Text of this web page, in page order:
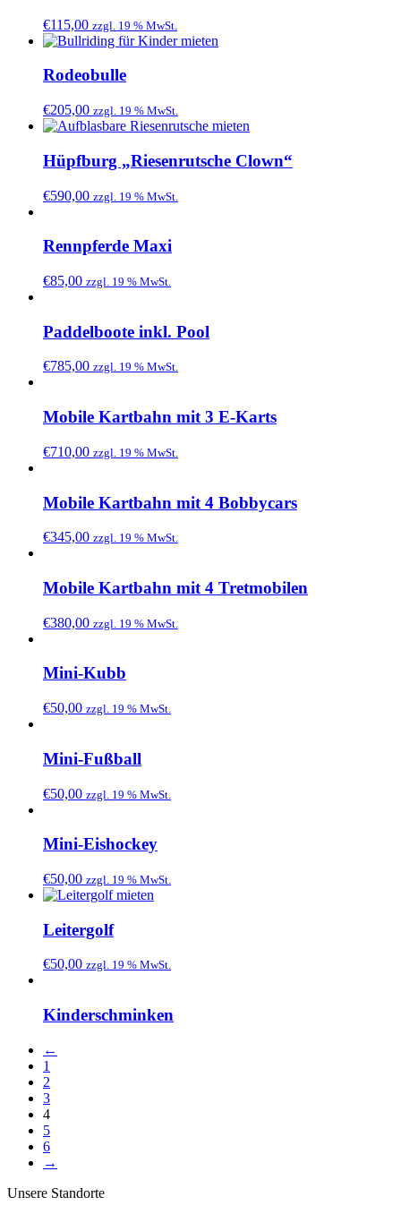
€115,00 zzgl. 19 % MwSt.
Rodeobulle
€205,00 zzgl. 19 % MwSt.
Hüpfburg „Riesenrutsche Clown“
€590,00 zzgl. 19 % MwSt.
Rennpferde Maxi
€85,00 zzgl. 19 % MwSt.
Paddelboote inkl. Pool
€785,00 zzgl. 19 % MwSt.
Mobile Kartbahn mit 3 E-Karts
€710,00 zzgl. 19 % MwSt.
Mobile Kartbahn mit 4 Bobbycars
€345,00 zzgl. 19 % MwSt.
Mobile Kartbahn mit 4 Tretmobilen
€380,00 zzgl. 19 % MwSt.
Mini-Kubb
€50,00 zzgl. 19 % MwSt.
Mini-Fußball
€50,00 zzgl. 19 % MwSt.
Mini-Eishockey
€50,00 zzgl. 19 % MwSt.
Leitergolf
€50,00 zzgl. 19 % MwSt.
Kinderschminken
←
1
2
3
4
5
6
→
Unsere Standorte